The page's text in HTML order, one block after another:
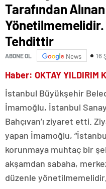
Tarafından
Yönetilmemelidir.
Tehdittir
ABONE OL News 16
Haber: OKTAY YILDIRIM
İstanbul Büyükşehir
İmamoğlu, İstanbul
Bahçıvan’ı ziyaret etti.
yapan İmamoğlu,
korunmaya muhtaç bir
akşamdan sabaha,
düzenle